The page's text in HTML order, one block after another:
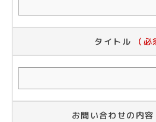
タイトル （必
お問い合わせの内容